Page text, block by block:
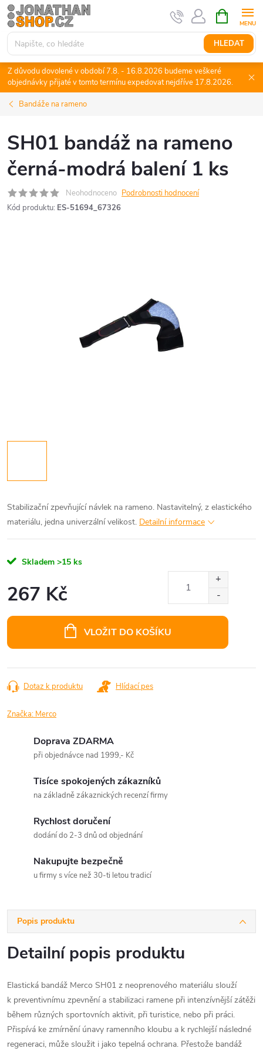
Přejít
na
obsah
HLEDAT
NÁKUPNÍ
KOŠÍK
Z důvodu dovolené v období 7.8. - 16.8.2026 budeme veškeré
objednávky přijaté v tomto termínu expedovat nejdříve 17.8.2026.
Bandáže na rameno
SH01 bandáž na rameno
černá-modrá balení 1 ks
Neohodnoceno Podrobnosti hodnocení
Kód produktu: ES-51694_67326
Stabilizační zpevňující návlek na rameno. Nastavitelný, z elastického
materiálu, jedna univerzální velikost. Detailní informace
Skladem >15 ks
267 Kč
VLOŽIT DO KOŠÍKU
Dotaz k produktu Hlídací pes
Značka: Merco
Doprava ZDARMA
při objednávce nad 1999,- Kč
Tisíce spokojených zákazníků
na základně zákaznických recenzí firmy
Rychlost doručení
dodání do 2-3 dnů od objednání
Nakupujte bezpečně
u firmy s více než 30-ti letou tradicí
Popis produktu
Detailní popis produktu
Elastická bandáž Merco SH01 z neoprenového materiálu slouží
k preventivnímu zpevnění a stabilizaci ramene při intenzívnější zátěži
během různých sportovních aktivit, při turistice, nebo při práci.
Přispívá ke zmírnění únavy ramenního kloubu a k rychlejší následné
regeneraci, může sloužit i jako tepelná ochrana. Přestože bandáž